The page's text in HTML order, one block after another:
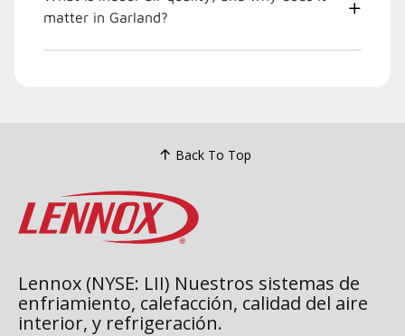
matter in Garland?
Back To Top
Lennox (NYSE: LII) Nuestros sistemas de
enfriamiento, calefacción, calidad del aire
interior, y refrigeración.